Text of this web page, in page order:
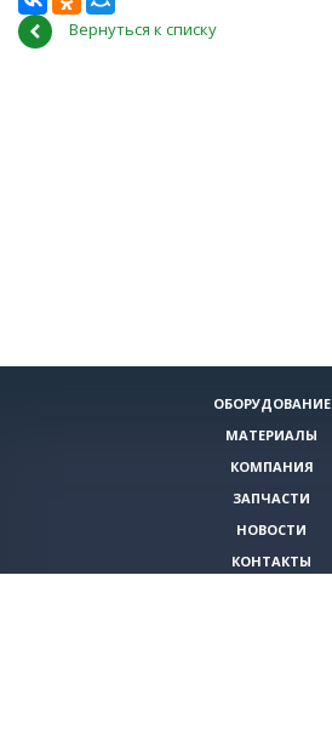
Вернуться к списку
ОБОРУДОВАНИЕ
МАТЕРИАЛЫ
КОМПАНИЯ
ЗАПЧАСТИ
НОВОСТИ
КОНТАКТЫ